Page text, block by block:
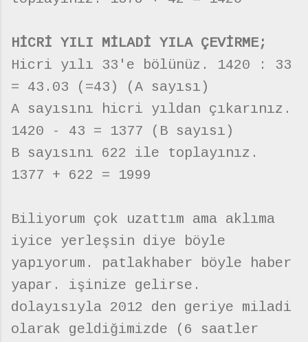
HİCRİ YILI MİLADİ YILA ÇEVİRME;
Hicri yılı 33'e bölünüz. 1420 : 33
= 43.03 (=43) (A sayısı)
A sayısını hicri yıldan çıkarınız.
1420 - 43 = 1377 (B sayısı)
B sayısını 622 ile toplayınız.
1377 + 622 = 1999
Biliyorum çok uzattım ama aklıma
iyice yerleşsin diye böyle
yapıyorum. patlakhaber böyle haber
yapar. işinize gelirse.
dolayısıyla 2012 den geriye miladi
olarak geldiğimizde (6 saatler